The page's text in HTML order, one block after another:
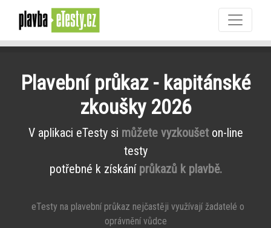
Plavební průkaz - kapitánské
zkoušky 2026
V aplikaci eTesty si můžete vyzkoušeton-line
testy
potřebné k získání průkazů k plavbě.
eTesty na plavební průkaz nejčastěji využívají žadatelé o
oprávnění vůdce